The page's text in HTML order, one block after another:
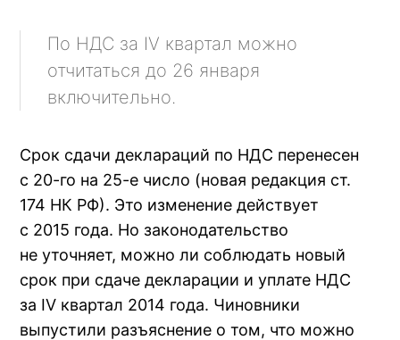
По НДС за IV квартал можно
отчитаться до 26 января
включительно.
Срок сдачи деклараций по НДС перенесен
с 20-го на 25-е число (новая редакция ст.
174 НК РФ). Это изменение действует
с 2015 года. Но законодательство
не уточняет, можно ли соблюдать новый
срок при сдаче декларации и уплате НДС
за IV квартал 2014 года. Чиновники
выпустили разъяснение о том, что можно